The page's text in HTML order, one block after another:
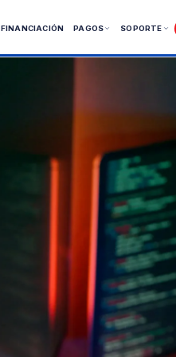
FINANCIACIÓN PAGOS SOPORTE